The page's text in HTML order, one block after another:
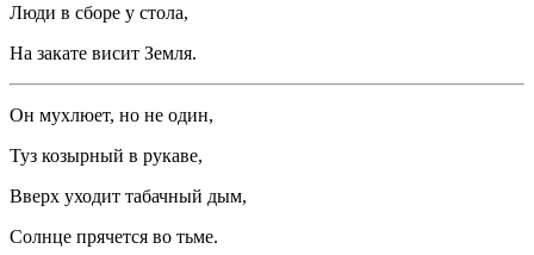
Люди в сборе у стола,
На закате висит Земля.
Он мухлюет, но не один,
Туз козырный в рукаве,
Вверх уходит табачный дым,
Солнце прячется во тьме.